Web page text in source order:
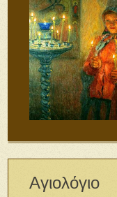
Αγιολόγιο